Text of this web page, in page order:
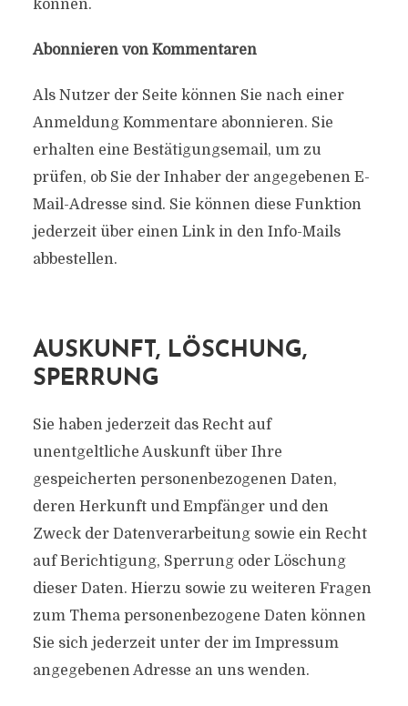
können.
Abonnieren von Kommentaren
Als Nutzer der Seite können Sie nach einer
Anmeldung Kommentare abonnieren. Sie
erhalten eine Bestätigungsemail, um zu
prüfen, ob Sie der Inhaber der angegebenen E-
Mail-Adresse sind. Sie können diese Funktion
jederzeit über einen Link in den Info-Mails
abbestellen.
AUSKUNFT, LÖSCHUNG,
SPERRUNG
Sie haben jederzeit das Recht auf
unentgeltliche Auskunft über Ihre
gespeicherten personenbezogenen Daten,
deren Herkunft und Empfänger und den
Zweck der Datenverarbeitung sowie ein Recht
auf Berichtigung, Sperrung oder Löschung
dieser Daten. Hierzu sowie zu weiteren Fragen
zum Thema personenbezogene Daten können
Sie sich jederzeit unter der im Impressum
angegebenen Adresse an uns wenden.